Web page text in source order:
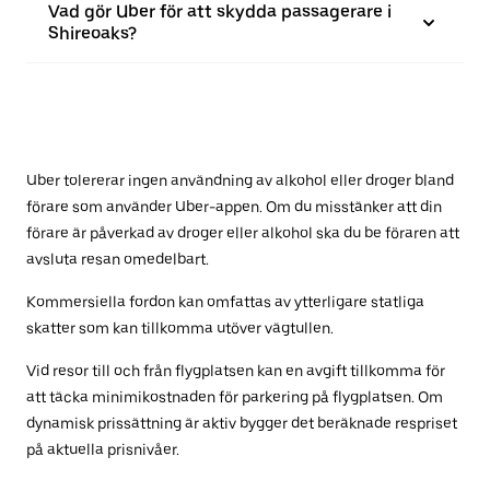
Vad gör Uber för att skydda passagerare i
Shireoaks?
Uber tolererar ingen användning av alkohol eller droger bland
förare som använder Uber-appen. Om du misstänker att din
förare är påverkad av droger eller alkohol ska du be föraren att
avsluta resan omedelbart.
Kommersiella fordon kan omfattas av ytterligare statliga
skatter som kan tillkomma utöver vägtullen.
Vid resor till och från flygplatsen kan en avgift tillkomma för
att täcka minimikostnaden för parkering på flygplatsen. Om
dynamisk prissättning är aktiv bygger det beräknade respriset
på aktuella prisnivåer.